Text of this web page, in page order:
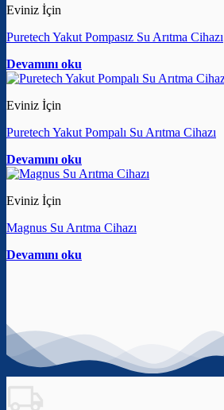
Eviniz İçin
Puretech Yakut Pompasız Su Arıtma Cihazı
Devamını oku
Eviniz İçin
Puretech Yakut Pompalı Su Arıtma Cihazı
Devamını oku
Eviniz İçin
Magnus Su Arıtma Cihazı
Devamını oku